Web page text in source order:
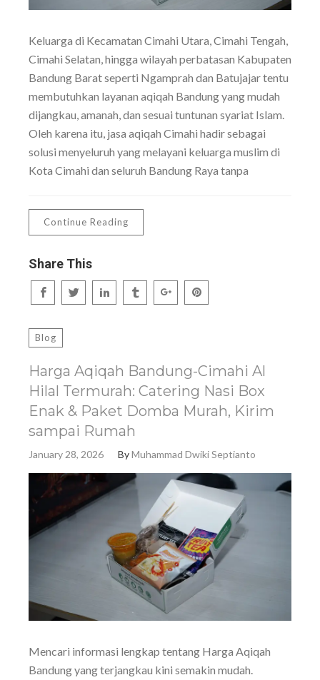
Keluarga di Kecamatan Cimahi Utara, Cimahi Tengah,
Cimahi Selatan, hingga wilayah perbatasan Kabupaten
Bandung Barat seperti Ngamprah dan Batujajar tentu
membutuhkan layanan aqiqah Bandung yang mudah
dijangkau, amanah, dan sesuai tuntunan syariat Islam.
Oleh karena itu, jasa aqiqah Cimahi hadir sebagai
solusi menyeluruh yang melayani keluarga muslim di
Kota Cimahi dan seluruh Bandung Raya tanpa
Continue Reading
Share This
Blog
Harga Aqiqah Bandung-Cimahi Al
Hilal Termurah: Catering Nasi Box
Enak & Paket Domba Murah, Kirim
sampai Rumah
January 28, 2026 ByMuhammad Dwiki Septianto
Mencari informasi lengkap tentang Harga Aqiqah
Bandung yang terjangkau kini semakin mudah.